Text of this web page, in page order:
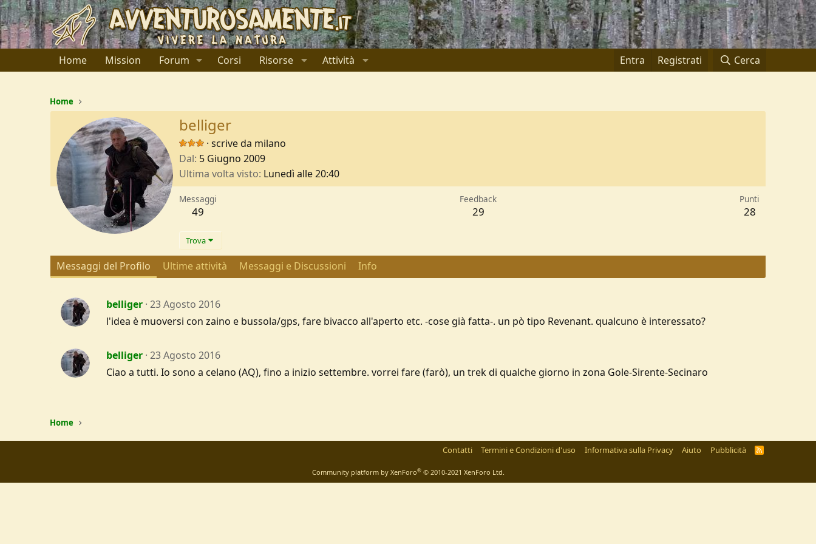
Home Mission Forum Corsi Risorse Attività Entra Registrati Cerca
Home
belliger
· scrive da milano
Dal 5 Giugno 2009
Ultima volta visto Lunedì alle 20:40
Messaggi
49
Feedback
29
Punti
28
Trova
Messaggi del Profilo Ultime attività Messaggi e Discussioni Info
belliger 23 Agosto 2016
l'idea è muoversi con zaino e bussola/gps, fare bivacco all'aperto etc. -cose già fatta-. un pò tipo Revenant. qualcuno è interessato?
belliger 23 Agosto 2016
Ciao a tutti. Io sono a celano (AQ), fino a inizio settembre. vorrei fare (farò), un trek di qualche giorno in zona Gole-Sirente-Secinaro
Home
Contatti Termini e Condizioni d'uso Informativa sulla Privacy Aiuto Pubblicità
R
Community platform by XenForo® © 2010-2021 XenForo Ltd.